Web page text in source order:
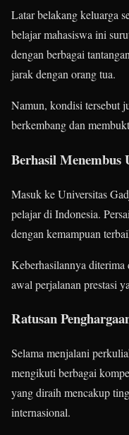
Latar belakang keluarga
belajar mahasiswa ini
dengan berbagai
jarak dengan orang tua.
Namun, kondisi tersebut
berkembang dan
Berhasil Menembus
Masuk ke Universitas
pelajar di Indonesia.
dengan kemampuan
Keberhasilannya
awal perjalanan prestasi
Ratusan
Selama menjalani
mengikuti berbagai
yang diraih mencakup
internasional.